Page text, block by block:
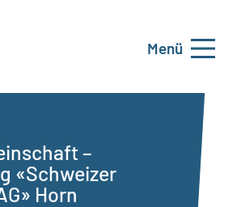
Menü
–
«Schweizer
Horn